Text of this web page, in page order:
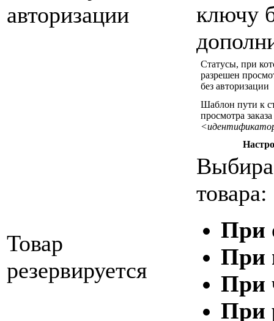
авторизации
ключу
Статусы, при
разрешен
без авторизации
Шаблон пути к
просмотра
Товар
резервируется
товара:
При
При
При
При